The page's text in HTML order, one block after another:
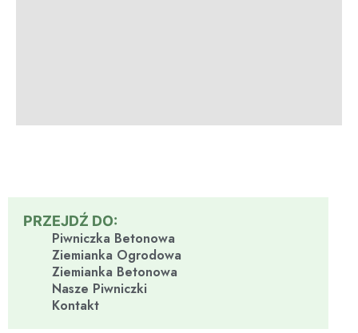
PRZEJDŹ DO:
Piwniczka Betonowa
Ziemianka Ogrodowa
Ziemianka Betonowa
Nasze Piwniczki
Kontakt